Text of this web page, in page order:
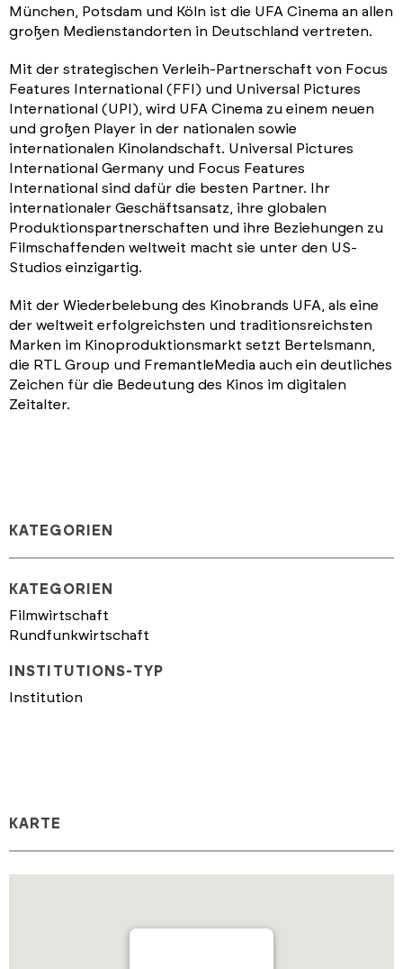
München, Potsdam und Köln ist die UFA Cinema an allen
großen Medienstandorten in Deutschland vertreten.
Mit der strategischen Verleih-Partnerschaft von Focus
Features International (FFI) und Universal Pictures
International (UPI), wird UFA Cinema zu einem neuen
und großen Player in der nationalen sowie
internationalen Kinolandschaft. Universal Pictures
International Germany und Focus Features
International sind dafür die besten Partner. Ihr
internationaler Geschäftsansatz, ihre globalen
Produktionspartnerschaften und ihre Beziehungen zu
Filmschaffenden weltweit macht sie unter den US-
Studios einzigartig.
Mit der Wiederbelebung des Kinobrands UFA, als eine
der weltweit erfolgreichsten und traditionsreichsten
Marken im Kinoproduktionsmarkt setzt Bertelsmann,
die RTL Group und FremantleMedia auch ein deutliches
Zeichen für die Bedeutung des Kinos im digitalen
Zeitalter.
KATEGORIEN
KATEGORIEN
Filmwirtschaft
Rundfunkwirtschaft
INSTITUTIONS-TYP
Institution
KARTE